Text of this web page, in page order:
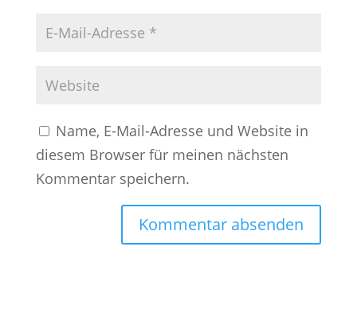
Name, E-Mail-Adresse und Website in
diesem Browser für meinen nächsten
Kommentar speichern.